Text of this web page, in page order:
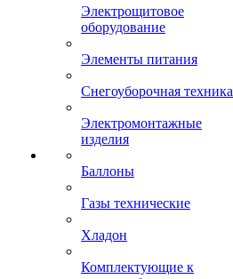
Электрощитовое
оборудование
Элементы питания
Снегоуборочная техника
Электромонтажные
изделия
Баллоны
Газы технические
Хладон
Комплектующие к